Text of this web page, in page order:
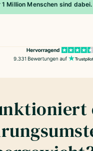
1 Million Menschen sind dabei.